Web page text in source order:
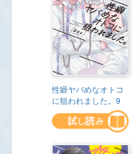
性癖ヤバめなオトコ
に狙われました。9